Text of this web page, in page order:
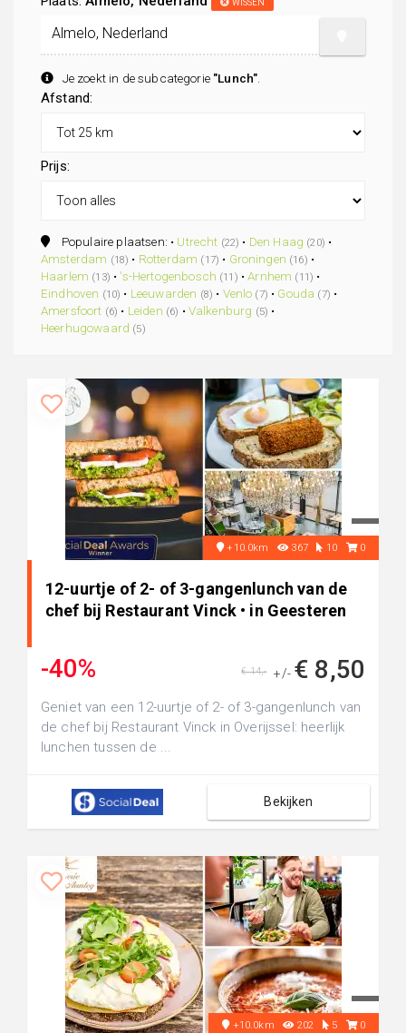
Je zoekt in de subcategorie "Lunch"
Afstand:
Prijs:
Populaire plaatsen: • Utrecht (22) • Den Haag (20) •
Amsterdam (18) • Rotterdam (17) • Groningen (16) •
Haarlem (13) • 's-Hertogenbosch (11) •Arnhem (11) •
Eindhoven (10) • Leeuwarden (8) • Venlo (7) • Gouda (7) •
Amersfoort (6) • Leiden (6) • Valkenburg (5) •
Heerhugowaard (5)
+10.0km 367 10 0
12-uurtje of 2- of 3-gangenlunch van de
chef bij Restaurant Vinck • in Geesteren
-40% +/- € 8,50
€ 14,-
Geniet van een 12-uurtje of 2- of 3-gangenlunch van
de chef bij Restaurant Vinck in Overijssel: heerlijk
lunchen tussen de ...
Bekijken
+10.0km 202 5 0